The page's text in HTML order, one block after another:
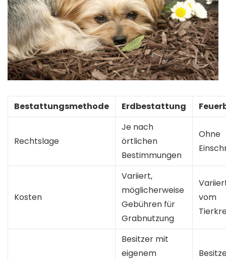
Bestattungsmethode Erdbestattung
Rechtslage
Je nach
örtlichen
Bestimmungen
Ohne
Kosten
Variiert,
möglicherweise
Gebühren für
Grabnutzung
vom
Besitzer mit
eigenem